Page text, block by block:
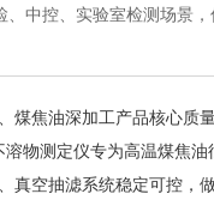
、中控、实验室检测场景
煤焦油深加工产品核心质
物测定仪专为高温煤焦
真空抽滤系统稳定可控，